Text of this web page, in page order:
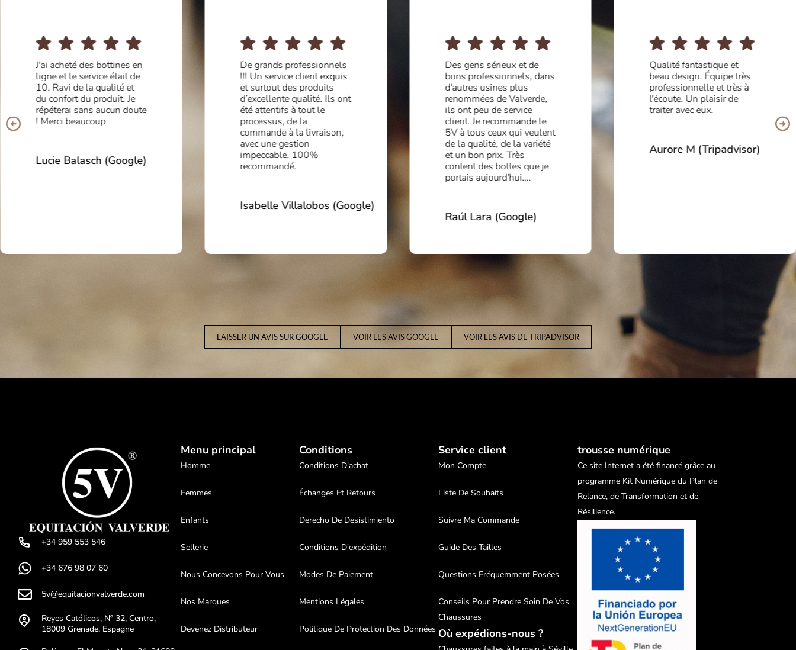
J'ai acheté des bottines en
ligne et le service était de
10. Ravi de la qualité et
du confort du produit. Je
répéterai sans aucun doute
! Merci beaucoup
Lucie Balasch (Google)
De grands professionnels
!!! Un service client exquis
et surtout des produits
d’excellente qualité. Ils ont
été attentifs à tout le
processus, de la
commande à la livraison,
avec une gestion
impeccable. 100%
recommandé.
Isabelle Villalobos (Google)
Des gens sérieux et de
bons professionnels, dans
d'autres usines plus
renommées de Valverde,
ils ont peu de service
client. Je recommande le
5V à tous ceux qui veulent
de la qualité, de la variété
et un bon prix. Très
content des bottes que je
portais aujourd'hui….
Raúl Lara (Google)
Qualité fantastique et
beau design. Équipe très
professionnelle et très à
l'écoute. Un plaisir de
traiter avec eux.
Aurore M (Tripadvisor)
LAISSER UN AVIS SUR GOOGLE VOIR LES AVIS GOOGLE VOIR LES AVIS DE TRIPADVISOR
+34 959 553 546
+34 676 98 07 60
5v@equitacionvalverde.com
Reyes Católicos, Nº 32, Centro,
18009 Grenade, Espagne
Menu principal
Homme
Femmes
Enfants
Sellerie
Nous Concevons Pour Vous
Nos Marques
Devenez Distributeur
Conditions
Conditions D'achat
Échanges Et Retours
Derecho De Desistimiento
Conditions D'expédition
Modes De Paiement
Mentions Légales
Politique De Protection Des Données
Service client
Mon Compte
Liste De Souhaits
Suivre Ma Commande
Guide Des Tailles
Questions Fréquemment Posées
Conseils Pour Prendre Soin De Vos
Chaussures
Où expédions-nous ?
trousse numérique
Ce site Internet a été financé grâce au
programme Kit Numérique du Plan de
Relance, de Transformation et de
Résilience.